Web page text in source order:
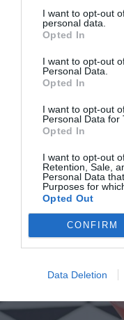
I want to opt-out
personal data.
Opted In
I want to opt-out
Personal Data.
Opted In
I want to opt-out
Personal Data for
Opted In
I want to opt-out
Retention, Sale,
Personal Data
Purposes for
Opted Out
CONFIRM
Data Deletion
Cocktail med
En slags
med rabarber